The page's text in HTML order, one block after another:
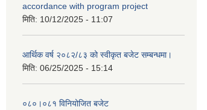
accordance with program project
मिति: 10/12/2025 - 11:07
आर्थिक वर्ष २०८२/८३ को स्वीकृत बजेट सम्बन्धमा।
मिति: 06/25/2025 - 15:14
०८०।०८१ विनियोजित बजेट